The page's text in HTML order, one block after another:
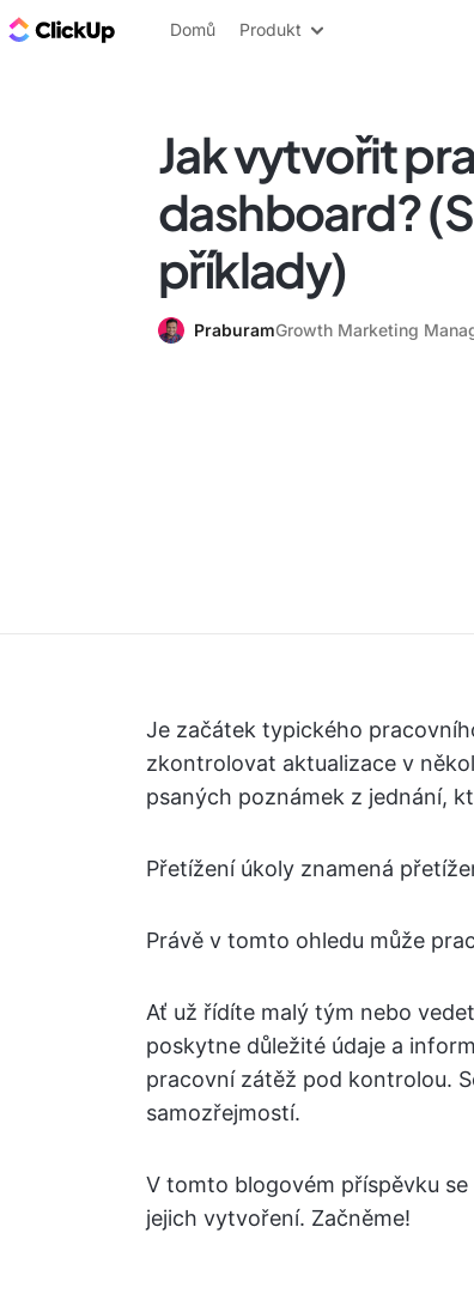
ClickUp blog
Domů Produkt
Jak vytvořit
dashboard?
příklady)
PraburamGrowth Marketing
Je začátek typického
zkontrolovat aktualizace v
psaných poznámek z jednání,
Přetížení úkoly znamená
Právě v tomto ohledu může
Ať už řídíte malý tým nebo
poskytne důležité údaje a
pracovní zátěž pod kontrolou.
samozřejmostí.
V tomto blogovém příspěvku
jejich vytvoření. Začněme!